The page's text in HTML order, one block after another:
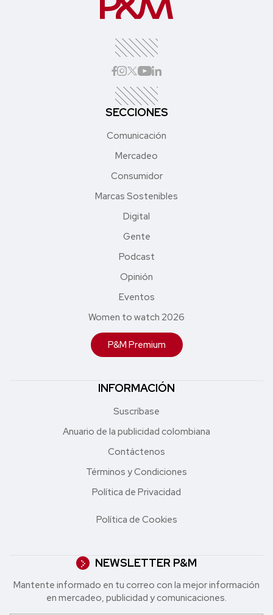
SECCIONES
Comunicación
Mercadeo
Consumidor
Marcas Sostenibles
Digital
Gente
Podcast
Opinión
Eventos
Women to watch 2026
P&M Premium
INFORMACIÓN
Suscríbase
Anuario de la publicidad colombiana
Contáctenos
Términos y Condiciones
Política de Privacidad
Política de Cookies
NEWSLETTER P&M
Mantente informado en tu correo con la mejor in formación
en mercadeo, publicidad y comunicaciones.